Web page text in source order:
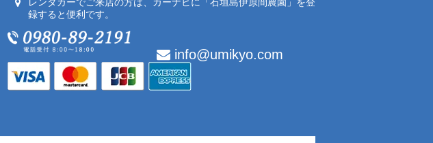
録すると便利です。
info@umikyo.com